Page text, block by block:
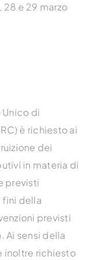
28 e 29 marzo
di
è richiesto ai
dei
in materia di
previsti
fini della
previsti
Ai sensi della
inoltre richiesto